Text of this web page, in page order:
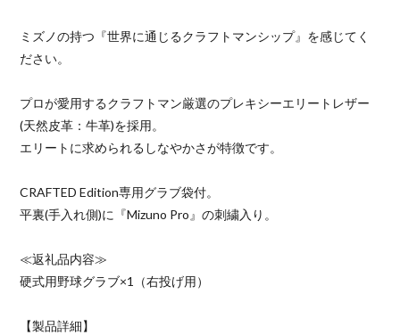
ミズノの持つ『世界に通じるクラフトマンシップ』を感じてく
ださい。
プロが愛用するクラフトマン厳選のプレキシーエリートレザー
(天然皮革：牛革)を採用。
エリートに求められるしなやかさが特徴です。
CRAFTED Edition専用グラブ袋付。
平裏(手入れ側)に『Mizuno Pro』の刺繍入り。
≪返礼品内容≫
硬式用野球グラブ×1（右投げ用）
【製品詳細】